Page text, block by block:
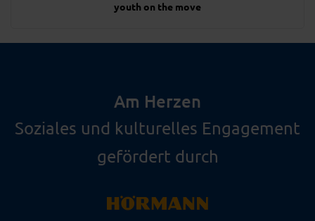
youth on the move
Am Herzen
Soziales und kulturelles Engagement
gefördert durch